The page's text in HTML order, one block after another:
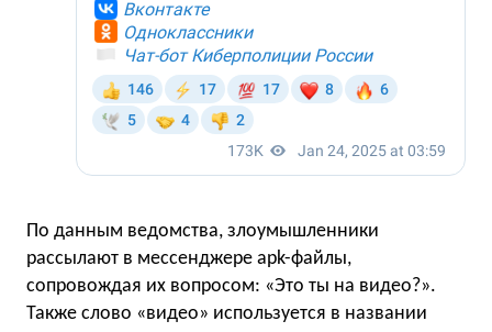
По данным ведомства, злоумышленники
рассылают в мессенджере apk-файлы,
сопровождая их вопросом: «Это ты на видео?».
Также слово «видео» используется в названии